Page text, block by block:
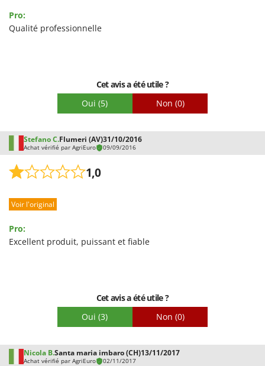
Pro:
Qualité professionnelle
Cet avis a été utile ?
Oui (5) Non (0)
Stefano C.Flumeri (AV)31/10/2016
Achat vérifié par AgriEuro 09/09/2016
1,0
Voir l'original
Pro:
Excellent produit, puissant et fiable
Cet avis a été utile ?
Oui (3) Non (0)
Nicola B.Santa maria imbaro (CH)13/11/2017
Achat vérifié par AgriEuro 02/11/2017